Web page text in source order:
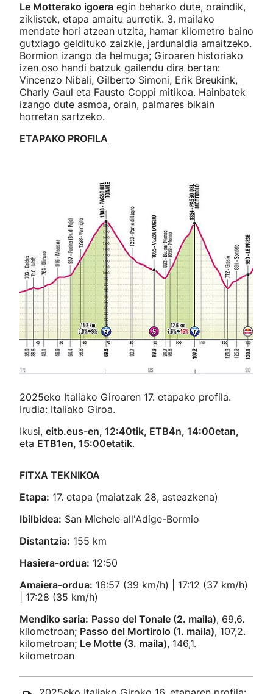
Le Motterako igoera egin beharko dute, oraindik,
ziklistek, etapa amaitu aurretik. 3. mailako
mendate hori atzean utzita, hamar kilometro baino
gutxiago geldituko zaizkie, jardunaldia amaitzeko.
Bormion izango da helmuga; Giroaren historiako
izen oso handi batzuk gailendu dira bertan:
Vincenzo Nibali, Gilberto Simoni, Erik Breukink,
Charly Gaul eta Fausto Coppi mitikoa. Hainbatek
izango dute asmoa, orain, palmares bikain
horretan sartzeko.
ETAPAKO PROFILA
2025eko Italiako Giroaren 17. etapako profila.
Irudia: Italiako Giroa.
Ikusi, eitb.eus-en, 12:40tik, ETB4n, 14:00etan,
eta ETB1en, 15:00etatik.
FITXA TEKNIKOA
Etapa: 17. etapa (maiatzak 28, asteazkena)
Ibilbidea: San Michele all'Adige-Bormio
Distantzia: 155 km
Hasiera-ordua: 12:50
Amaiera-ordua: 16:57 (39 km/h) | 17:12 (37 km/h)
| 17:28 (35 km/h)
Mendiko saria: Passo del Tonale (2. maila), 69,6.
kilometroan; Passo del Mortirolo (1. maila), 107,2.
kilometroan; Le Motte (3. maila), 146,1.
kilometroan